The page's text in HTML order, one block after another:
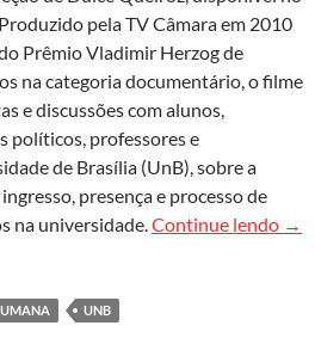
pela TV Câmara em 2010
Prêmio Vladimir Herzog de
na categoria documentário, o filme
e discussões com alunos,
políticos, professores e
de Brasília (UnB), sobre a
presença e processo de
na universidade.Continue lendo →
UNB